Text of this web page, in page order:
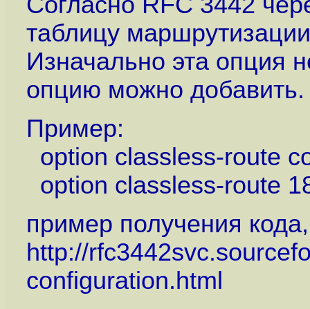
таблицу
Изначально эта опция
опцию можно добавить.
Пример:
option classless-route
option classless-route
пример получения
http://
configuration.html